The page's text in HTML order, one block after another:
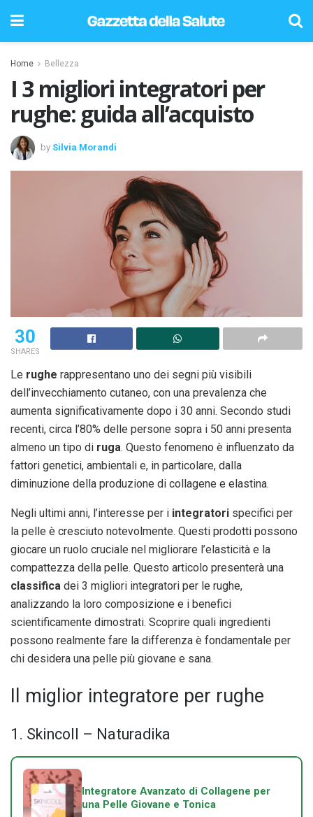
Home Bellezza
I 3 migliori integratori per
rughe: guida all’acquisto
by Silvia Morandi
30
SHARES
Le rughe rappresentano uno dei segni più visibili
dell’invecchiamento cutaneo, con una prevalenza che
aumenta significativamente dopo i 30 anni. Secondo studi
recenti, circa l’80% delle persone sopra i 50 anni presenta
almeno un tipo di ruga. Questo fenomeno è influenzato da
fattori genetici, ambientali e, in particolare, dalla
diminuzione della produzione di collagene e elastina.
Negli ultimi anni, l’interesse per i integratori specifici per
la pelle è cresciuto notevolmente. Questi prodotti possono
giocare un ruolo cruciale nel migliorare l’elasticità e la
compattezza della pelle. Questo articolo presenterà una
classifica dei 3 migliori integratori per le rughe,
analizzando la loro composizione e i benefici
scientificamente dimostrati. Scoprire quali ingredienti
possono realmente fare la differenza è fondamentale per
chi desidera una pelle più giovane e sana.
Il miglior integratore per rughe
1. Skincoll – Naturadika
Integratore Avanzato di Collagene per
una Pelle Giovane e Tonica